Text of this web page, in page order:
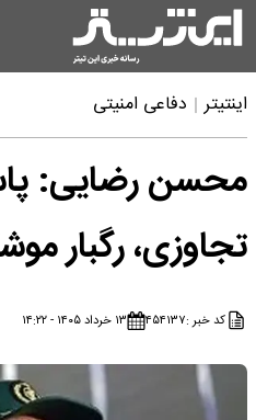
اینتیتر دفاعی امنیتی
محسن رضایی:
تجاوزی، رگبار
کد خبر :۴۵۴۱۳۷ ۱۳ خرداد ۱۴۰۵ - ۱۴:۲۲